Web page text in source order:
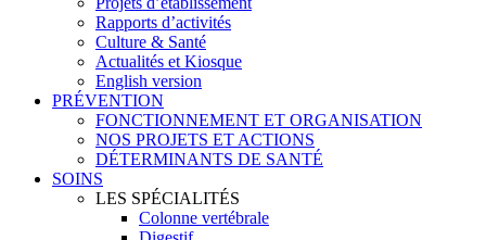
Rapports d’activités
Culture & Santé
Actualités et Kiosque
English version
PRÉVENTION
FONCTIONNEMENT ET ORGANISATION
NOS PROJETS ET ACTIONS
DÉTERMINANTS DE SANTÉ
SOINS
LES SPÉCIALITÉS
Colonne vertébrale